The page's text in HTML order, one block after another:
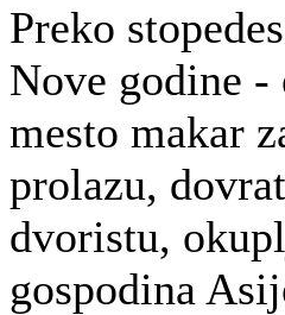
Preko
Nove godine -
mesto makar
prolazu,
dvoristu,
gospodina